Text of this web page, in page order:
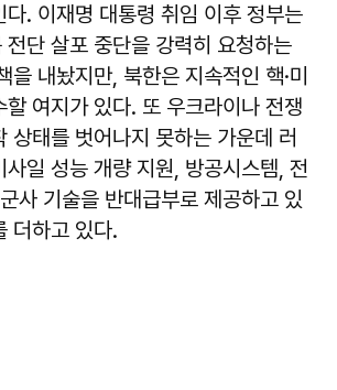
다. 이재명 대통령 취임 이후 정부는
전단 살포 중단을 강력히 요청하는
을 내놨지만, 북한은 지속적인 핵·미
여지가 있다. 또 우크라이나 전쟁
상태를 벗어나지 못하는 가운데 러
사일 성능 개량 지원, 방공시스템, 전
사 기술을 반대급부로 제공하고 있
더하고 있다.